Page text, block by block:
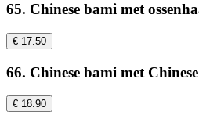
65. Chinese bami met
€ 17.50
66. Chinese bami met
€ 18.90